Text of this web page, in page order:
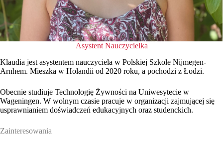
Asystent Nauczycielka
Klaudia jest asystentem nauczyciela w Polskiej Szkole Nijmegen-
Arnhem. Mieszka w Holandii od 2020 roku, a pochodzi z Łodzi.
Obecnie studiuje Technologię Żywności na Uniwesytecie w
Wageningen. W wolnym czasie pracuje w organizacji zajmującej się
usprawnianiem doświadczeń edukacyjnych oraz studenckich.
Zainteresowania